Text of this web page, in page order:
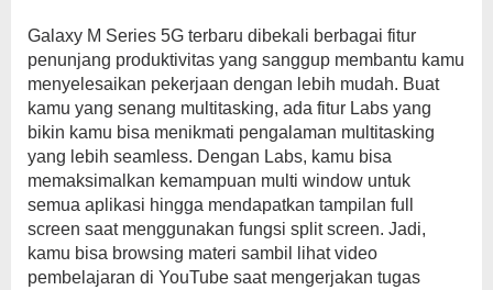
Galaxy M Series 5G terbaru dibekali berbagai fitur
penunjang produktivitas yang sanggup membantu kamu
menyelesaikan pekerjaan dengan lebih mudah. Buat
kamu yang senang multitasking, ada fitur Labs yang
bikin kamu bisa menikmati pengalaman multitasking
yang lebih seamless. Dengan Labs, kamu bisa
memaksimalkan kemampuan multi window untuk
semua aplikasi hingga mendapatkan tampilan full
screen saat menggunakan fungsi split screen. Jadi,
kamu bisa browsing materi sambil lihat video
pembelajaran di YouTube saat mengerjakan tugas